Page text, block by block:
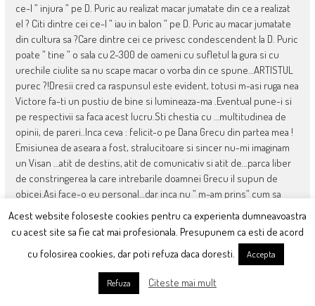
ce-l ” injura ” pe D. Puric au realizat macar jumatate din ce a realizat
el ? Citi dintre cei ce-l ” iau in balon ” pe D. Puric au macar jumatate
din cultura sa ?Care dintre cei ce privesc condescendent la D. Puric
poate ” tine ” o sala cu 2-300 de oameni cu sufletul la gura si cu
urechile ciulite sa nu scape macar o vorba din ce spune…ARTISTUL
purec ?!Dresii cred ca raspunsul este evident, totusi m-asi ruga nea
Victore fa-ti un pustiu de bine si lumineaza-ma .Eventual pune-i si
pe respectivii sa faca acest lucru.Sti chestia cu …multitudinea de
opinii, de pareri..Inca ceva : felicit-o pe Dana Grecu din partea mea !
Emisiunea de aseara a fost, stralucitoare si sincer nu-mi imaginam
un Visan …atit de destins, atit de comunicativ si atit de…parca liber
de constringerea la care intrebarile doamnei Grecu il supun de
obicei.Asi face-o eu personal…dar inca nu ” m-am prins” cum sa
accesez blogul emisiunii sau forum ce o fi .Pina joi cind ma duc la
AJOFM [ poate, poate am noroc sa gasesc ceva de munca ]am sa
incerc sa-mi dau seama cum functioneaza sistemul respectiv.Insa
pina atunci…apelez la bunavointa matale.Ave si sa ne auzim la ” Vorbe
Acest website foloseste cookies pentru ca experienta dumneavoastra
cu acest site sa fie cat mai profesionala. Presupunem ca esti de acord
cu folosirea cookies, dar poti refuza daca doresti.
Accepta
Refuza Citeste mai mult